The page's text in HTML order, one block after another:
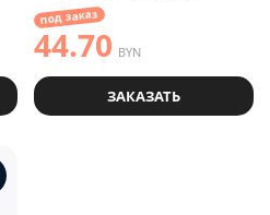
под заказ
44.70 BYN
ЗАКАЗАТЬ